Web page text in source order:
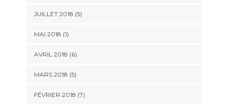
JUILLET 2018 (5)
MAI 2018 (1)
AVRIL 2018 (6)
MARS 2018 (5)
FÉVRIER 2018 (7)